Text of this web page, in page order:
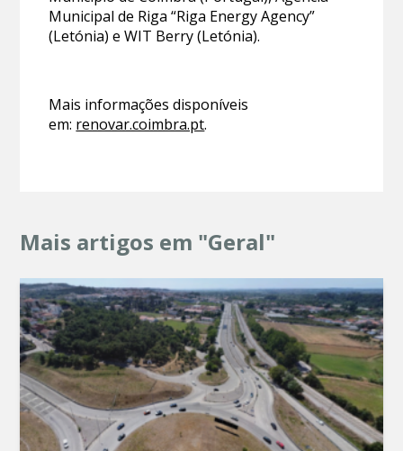
Municipal de Riga “Riga Energy Agency”
(Letónia) e WIT Berry (Letónia).
Mais informações disponíveis
em: renovar.coimbra.pt.
Mais artigos em "Geral"